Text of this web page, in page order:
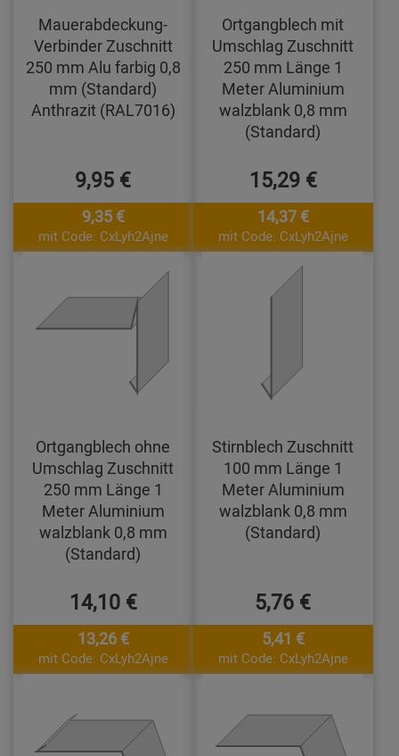
Mauerabdeckung-
Verbinder Zuschnitt
250 mm Alu farbig 0,8
mm (Standard)
Anthrazit (RAL7016)
9,95 €
9,35 €
mit Code: CxLyh2Ajne
Ortgangblech mit
Umschlag Zuschnitt
250 mm Länge 1
Meter Aluminium
walzblank 0,8 mm
(Standard)
15,29 €
14,37 €
mit Code: CxLyh2Ajne
Ortgangblech ohne
Umschlag Zuschnitt
250 mm Länge 1
Meter Aluminium
walzblank 0,8 mm
(Standard)
14,10 €
13,26 €
mit Code: CxLyh2Ajne
Stirnblech Zuschnitt
100 mm Länge 1
Meter Aluminium
walzblank 0,8 mm
(Standard)
5,76 €
5,41 €
mit Code: CxLyh2Ajne